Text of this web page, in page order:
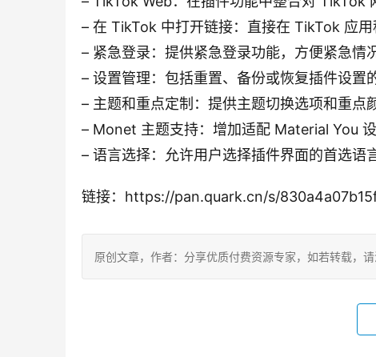
– 在 TikTok 中打开链接：直接在 TikTok 应
– 紧急登录：提供紧急登录功能，方便紧急情
– 设置管理：包括重置、备份或恢复插件设置
– 主题和重点定制：提供主题切换选项和重点
– Monet 主题支持：增加适配 Material You
– 语言选择：允许用户选择插件界面的首选语
链接：https://pan.quark.cn/s/
原创文章，作者：分享优质付费资源专家，如若转载